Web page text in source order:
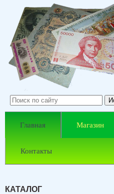
Главная Магазин
Контакты
КАТАЛОГ